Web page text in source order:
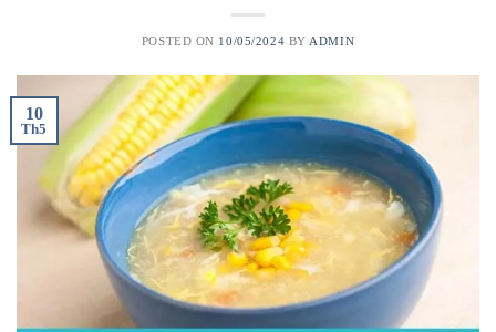
POSTED ON 10/05/2024 BY ADMIN
10
Th5